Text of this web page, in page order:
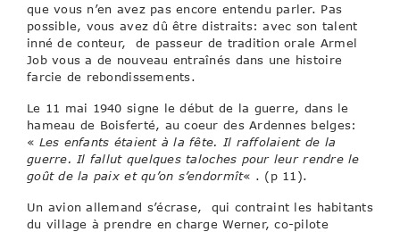
que vous n’en avez pas encore entendu parler. Pas
possible, vous avez dû être distraits: avec son talent
inné de conteur, de passeur de tradition orale Armel
Job vous a de nouveau entraînés dans une histoire
farcie de rebondissements.
Le 11 mai 1940 signe le début de la guerre, dans le
hameau de Boisferté, au coeur des Ardennes belges:
« Les enfants étaient à la fête. Il raffolaient de la
guerre. Il fallut quelques taloches pour leur rendre le
goût de la paix et qu’on s’endormît« . (p 11).
Un avion allemand s’écrase, qui contraint les habitants
du village à prendre en charge Werner, co-pilote